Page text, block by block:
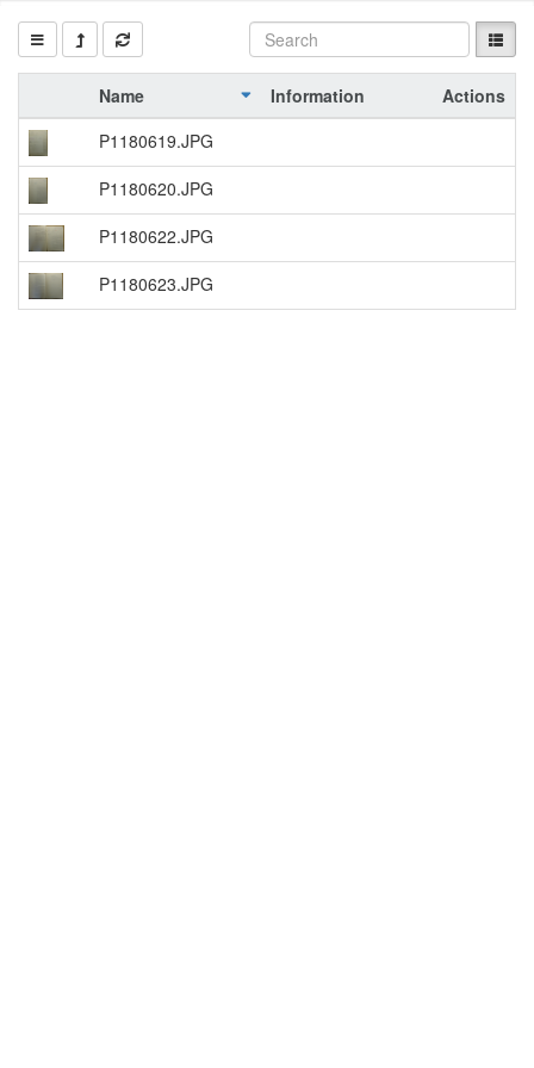
Name Information
Actions
P1180619.JPG
P1180620.JPG
P1180622.JPG
P1180623.JPG